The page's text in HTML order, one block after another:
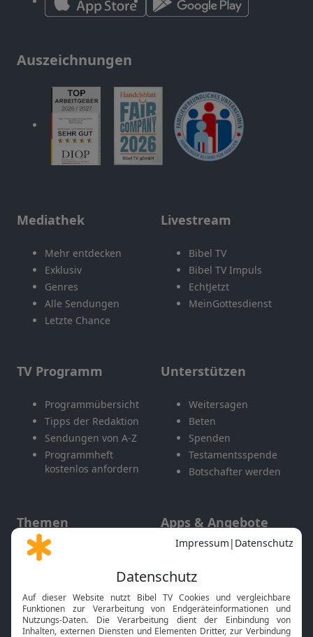
Auszeichnungen
Mediathek
Mehr entdecken
Exklusiv
Genres
Alle Sendungen
Letzte Chance
Livestream
Bibel TV
Bibel TV Impuls
EchtJetzt
MeinGottesdienst
TV Programm
Programmübersicht
Tipps der Redaktion
Sendungen von A-Z
Programmheft
kostenlos anfordern
Unterstützen
Weitersagen
Beten
Spenden
Testamentsspende
Botschafter werden
Themen
Gott und Bibel erklärt
Neuigkeiten
Apps & Angebote
Mobile App
Smart TV
HbbTV